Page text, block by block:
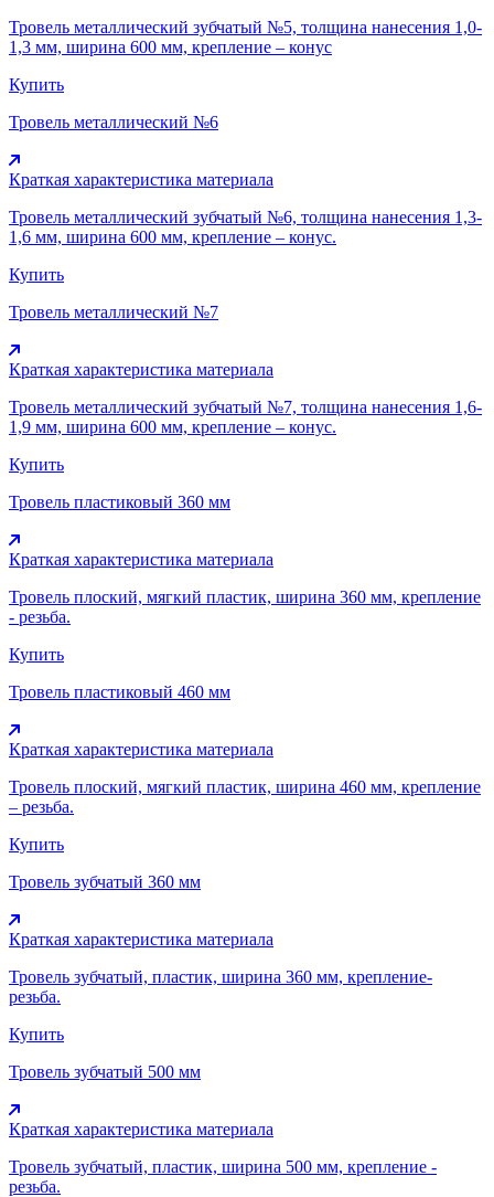
Тровель металлический зубчатый №5, толщина нанесения 1,0-
1,3 мм, ширина 600 мм, крепление – конус
Купить
Тровель металлический №6
Краткая характеристика материала
Тровель металлический зубчатый №6, толщина нанесения 1,3-
1,6 мм, ширина 600 мм, крепление – конус.
Купить
Тровель металлический №7
Краткая характеристика материала
Тровель металлический зубчатый №7, толщина нанесения 1,6-
1,9 мм, ширина 600 мм, крепление – конус.
Купить
Тровель пластиковый 360 мм
Краткая характеристика материала
Тровель плоский, мягкий пластик, ширина 360 мм, крепление
- резьба.
Купить
Тровель пластиковый 460 мм
Краткая характеристика материала
Тровель плоский, мягкий пластик, ширина 460 мм, крепление
– резьба.
Купить
Тровель зубчатый 360 мм
Краткая характеристика материала
Тровель зубчатый, пластик, ширина 360 мм, крепление-
резьба.
Купить
Тровель зубчатый 500 мм
Краткая характеристика материала
Тровель зубчатый, пластик, ширина 500 мм, крепление -
резьба.